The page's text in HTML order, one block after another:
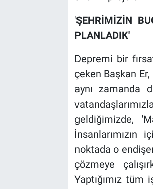
'ŞEHRİMİZİN
PLANLADIK'
Depremi bir
çeken Başkan
aynı zamanda
geldiğimizde,
noktada o
çözmeye
Yaptığımız